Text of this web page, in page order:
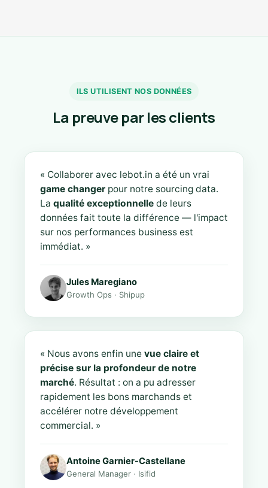
ILS UTILISENT NOS DONNÉES
La preuve par les clients
« Collaborer avec lebot.in a été un vrai
game changer pour notre sourcing data.
La qualité exceptionnelle de leurs
données fait toute la différence — l'impact
sur nos performances business est
immédiat. »
Jules Maregiano
Growth Ops · Shipup
« Nous avons enfin une vue claire et
précise sur la profondeur de notre
marché. Résultat : on a pu adresser
rapidement les bons marchands et
accélérer notre développement
commercial. »
Antoine Garnier-Castellane
General Manager · Isifid